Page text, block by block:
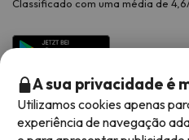
Classificado com uma média de
A sua privacidade é
Utilizamos cookies apenas
experiência de navegação